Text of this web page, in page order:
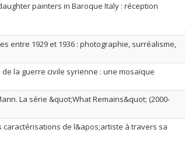
painters in Baroque Italy : réception
entre 1929 et 1936 : photographie, surréalisme,
la guerre civile syrienne : une mosaïque
La série &quot;What Remains&quot; (2000-
de l&apos;artiste à travers sa